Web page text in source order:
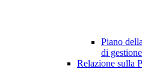
Piano
di gestione
Relazione sulla